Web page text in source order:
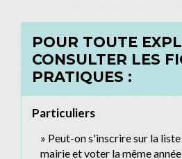
POUR TOUTE
CONSULTER LES
PRATIQUES :
Particuliers
Peut-on s'inscrire sur la
mairie et voter la même année